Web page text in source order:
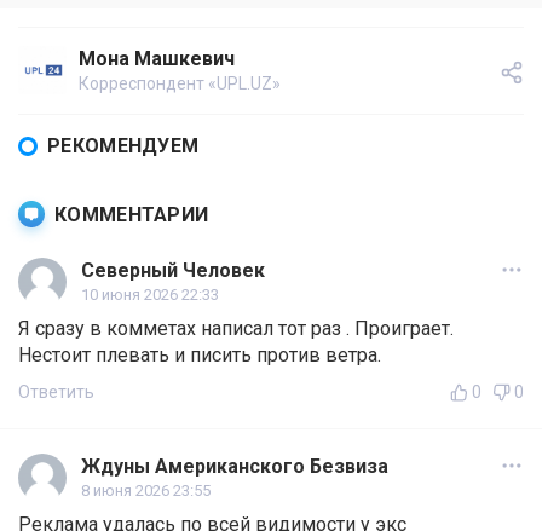
Мона Машкевич
Корреспондент «UPL.UZ»
РЕКОМЕНДУЕМ
КОММЕНТАРИИ
Северный Человек
10 июня 2026 22:33
Я сразу в комметах написал тот раз . Проиграет.
Нестоит плевать и писить против ветра.
Ответить 0 0
Ждуны Американского Безвиза
8 июня 2026 23:55
Реклама удалась по всей видимости у экс